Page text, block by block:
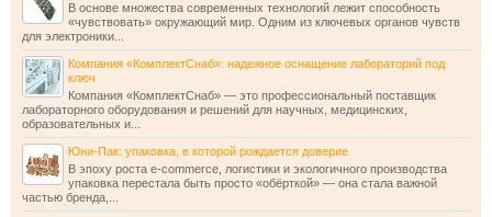
В основе множества современных технологий лежит способность
«чувствовать» окружающий мир. Одним из ключевых органов чувств
для электроники...
Компания «КомплектСнаб»: надежное оснащение лабораторий под
ключ
Компания «КомплектСнаб» — это профессиональный поставщик
лабораторного оборудования и решений для научных, медицинских,
образовательных и...
Юни-Пак: упаковка, в которой рождается доверие
В эпоху роста e-commerce, логистики и экологичного производства
упаковка перестала быть просто «обёрткой» — она стала важной
частью бренда,...